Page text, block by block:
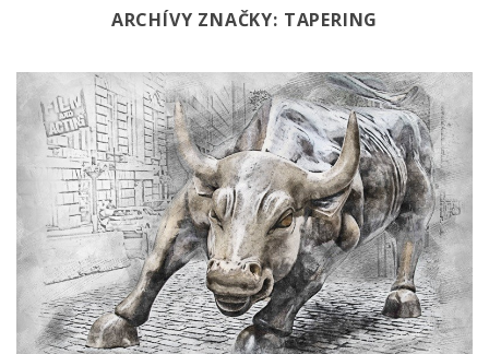
ARCHÍVY ZNAČKY: TAPERING